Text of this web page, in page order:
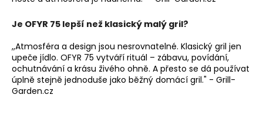
Je OFYR 75 lepší než klasický malý gril?
,,Atmosféra a design jsou nesrovnatelné. Klasický gril jen
upeče jídlo. OFYR 75 vytváří rituál – zábavu, povídání,
ochutnávání a krásu živého ohně. A přesto se dá používat
úplně stejně jednoduše jako běžný domácí gril." - Grill-
Garden.cz